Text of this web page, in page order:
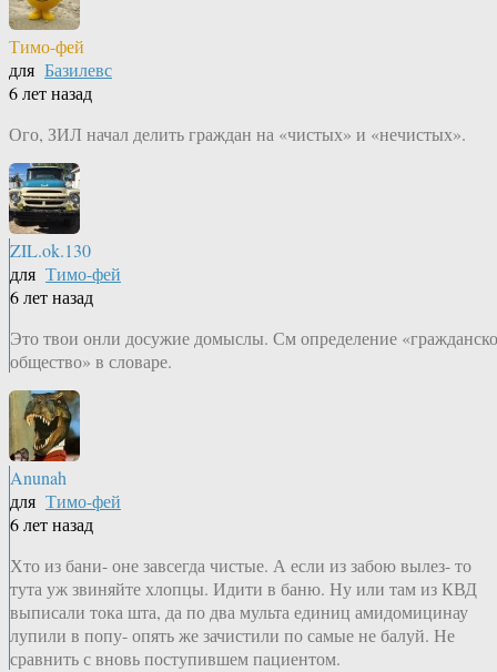
Тимо-фей
для Базилевс
6 лет назад
Ого, ЗИЛ начал делить граждан на «чистых» и «нечистых».
ZIL.ok.130
для Тимо-фей
6 лет назад
Это твои онли досужие домыслы. См определение
общество» в словаре.
Anunah
для Тимо-фей
6 лет назад
Хто из бани- оне завсегда чистые. А если из забою вылез- то
тута уж звиняйте хлопцы. Идити в баню. Ну или там из КВД
выписали тока шта, да по два мульта единиц амидомицинау
лупили в попу- опять же зачистили по самые не балуй. Не
сравнить с вновь поступившем пациентом.